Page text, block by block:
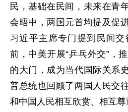
民，基础在民间，未来在青
会晤中，两国元首均提及促
习近平主席专门提到民间
前，中美开展“乒乓外交”，
的大门，成为当代国际关系
普总统也回顾了两国人民交
和中国人民相互欣赏、相互尊